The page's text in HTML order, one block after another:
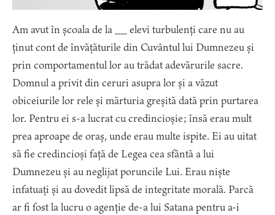
Am avut în școala de la __ elevi turbulenți care nu au
ținut cont de învățăturile din Cuvântul lui Dumnezeu și
prin comportamentul lor au trădat adevărurile sacre.
Domnul a privit din ceruri asupra lor și a văzut
obiceiurile lor rele și mărturia greșită dată prin purtarea
lor. Pentru ei s-a lucrat cu credincioșie; însă erau mult
prea aproape de oraș, unde erau multe ispite. Ei au uitat
să fie credincioși față de Legea cea sfântă a lui
Dumnezeu și au neglijat poruncile Lui. Erau niște
infatuați și au dovedit lipsă de integritate morală. Parcă
ar fi fost la lucru o agenție de-a lui Satana pentru a-i